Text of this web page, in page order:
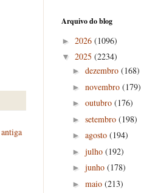
Arquivo do blog
► 2026 (1096)
▼ 2025 (2234)
► dezembro (168)
► novembro (179)
► outubro (176)
► setembro (198)
► agosto (194)
► julho (192)
► junho (178)
► maio (213)